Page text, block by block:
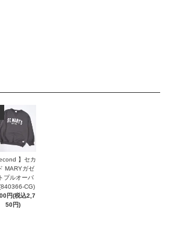
】セカ
MARYガゼ
プルオーバ
CG)
円(税込2,7
50円)